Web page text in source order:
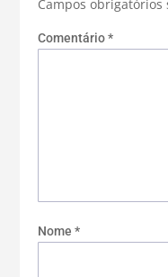
Campos
Comentário*
Nome*